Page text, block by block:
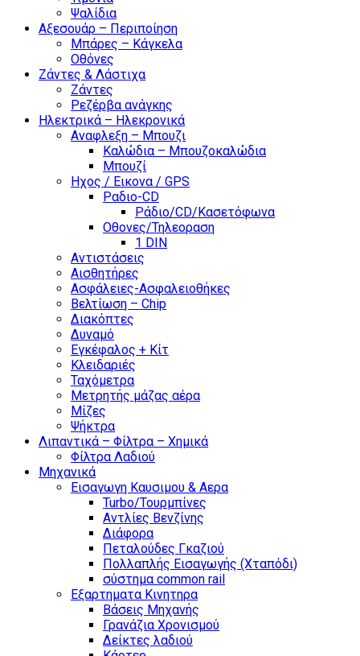
Ψαλίδια
Αξεσουάρ – Περιποίηση
Μπάρες – Κάγκελα
Οθόνες
Ζάντες & Λάστιχα
Ζάντες
Ρεζέρβα ανάγκης
Ηλεκτρικά – Ηλεκρονικά
Αναφλεξη – Μπουζι
Καλώδια – Μπουζοκαλώδια
Μπουζί
Ηχος / Εικονα / GPS
Ραδιο-CD
Ράδιο/CD/Κασετόφωνα
Οθονες/Τηλεοραση
1 DIN
Αντιστάσεις
Αισθητήρες
Ασφάλειες-Ασφαλειοθήκες
Βελτίωση – Chip
Διακόπτες
Δυναμό
Εγκέφαλος + Κίτ
Κλειδαριές
Ταχόμετρα
Μετρητής μάζας αέρα
Μίζες
Ψήκτρα
Λιπαντικά – Φίλτρα – Χημικά
Φίλτρα Λαδιού
Μηχανικά
Εισαγωγη Καυσιμου & Αερα
Turbo/Τουρμπίνες
Αντλίες Βενζίνης
Διάφορα
Πεταλούδες Γκαζιού
Πολλαπλής Εισαγωγής (Χταπόδι)
σύστημα common rail
Εξαρτηματα Κινητηρα
Βάσεις Μηχανής
Γρανάζια Χρονισμού
Δείκτες λαδιού